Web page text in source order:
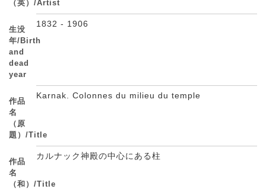
（英）/Artist
生没
年/Birth
and
dead
year
1832 - 1906
作品
名
（原
題）/Title
Karnak. Colonnes du milieu du temple
作品
名
（和）/Title
カルナック神殿の中心にある柱